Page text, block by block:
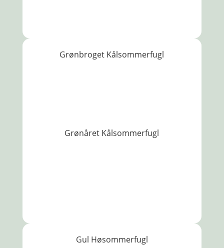
Grønbroget Kålsommerfugl
Grønåret Kålsommerfugl
Gul Høsommerfugl